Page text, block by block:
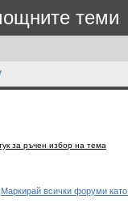
теми
за ръчен избор на тема
Маркирай всички форуми